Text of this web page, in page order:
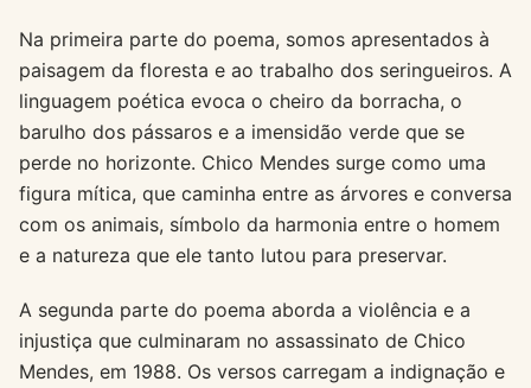
Na primeira parte do poema, somos apresentados à
paisagem da floresta e ao trabalho dos seringueiros. A
linguagem poética evoca o cheiro da borracha, o
barulho dos pássaros e a imensidão verde que se
perde no horizonte. Chico Mendes surge como uma
figura mítica, que caminha entre as árvores e conversa
com os animais, símbolo da harmonia entre o homem
e a natureza que ele tanto lutou para preservar.
A segunda parte do poema aborda a violência e a
injustiça que culminaram no assassinato de Chico
Mendes, em 1988. Os versos carregam a indignação e